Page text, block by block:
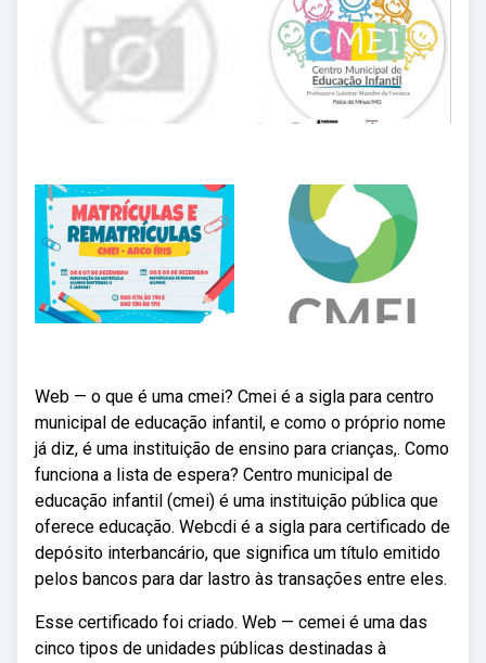
Web — o que é uma cmei? Cmei é a sigla para centro
municipal de educação infantil, e como o próprio nome
já diz, é uma instituição de ensino para crianças,. Como
funciona a lista de espera? Centro municipal de
educação infantil (cmei) é uma instituição pública que
oferece educação. Webcdi é a sigla para certificado de
depósito interbancário, que significa um título emitido
pelos bancos para dar lastro às transações entre eles.
Esse certificado foi criado. Web — cemei é uma das
cinco tipos de unidades públicas destinadas à